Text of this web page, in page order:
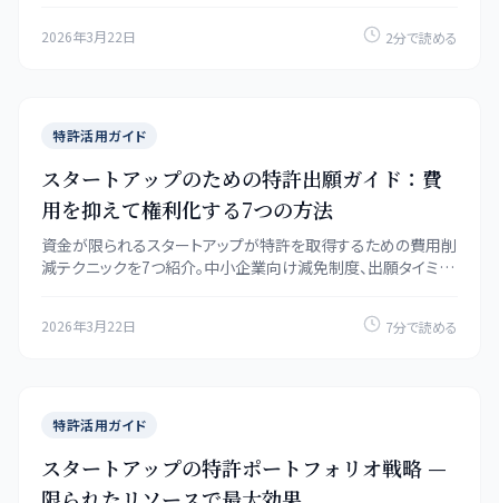
2026年3月22日 2分で読める
特許活用ガイド
スタートアップのための特許出願ガイド：費
用を抑えて権利化する7つの方法
資金が限られるスタートアップが特許を取得するための費用削
減テクニックを7つ紹介。中小企業向け減免制度、出願タイミン
2026年3月22日 7分で読める
特許活用ガイド
スタートアップの特許ポートフォリオ戦略 —